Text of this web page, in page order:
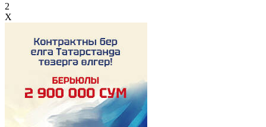
2
X